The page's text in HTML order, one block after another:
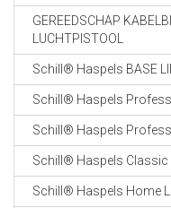
GEREEDSCHAP
LUCHTPISTOOL
Schill® Haspels BASE
Schill® Haspels
Schill® Haspels
Schill® Haspels Classic
Schill® Haspels Home